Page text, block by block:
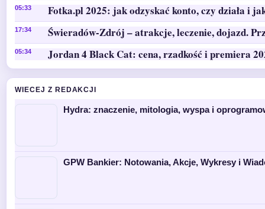
05:33 Fotka.pl 2025: jak odzyskać konto, czy działa i
17:34 Świeradów-Zdrój – atrakcje, leczenie, dojazd.
05:34 Jordan 4 Black Cat: cena, rzadkość i premiera
WIECEJ Z REDAKCJI
Hydra: znaczenie, mitologia, wyspa i
GPW Bankier: Notowania, Akcje, Wykresy i